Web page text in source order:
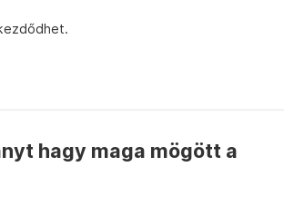
hagy maga mögött a